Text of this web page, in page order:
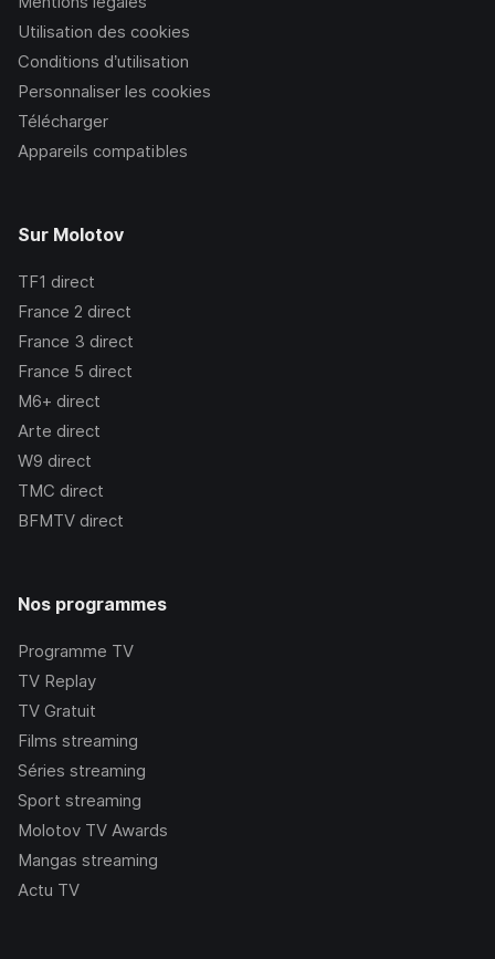
Utilisation des cookies
Conditions d’utilisation
Personnaliser les cookies
Télécharger
Appareils compatibles
Sur Molotov
TF1 direct
France 2 direct
France 3 direct
France 5 direct
M6+ direct
Arte direct
W9 direct
TMC direct
BFMTV direct
Nos programmes
Programme TV
TV Replay
TV Gratuit
Films streaming
Séries streaming
Sport streaming
Molotov TV Awards
Mangas streaming
Actu TV